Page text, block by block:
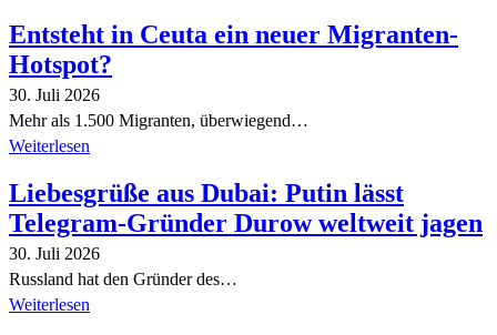
Entsteht in Ceuta ein neuer Migranten-
Hotspot?
30. Juli 2026
Mehr als 1.500 Migranten, überwiegend…
Weiterlesen
Liebesgrüße aus Dubai: Putin lässt
Telegram-Gründer Durow weltweit jagen
30. Juli 2026
Russland hat den Gründer des…
Weiterlesen